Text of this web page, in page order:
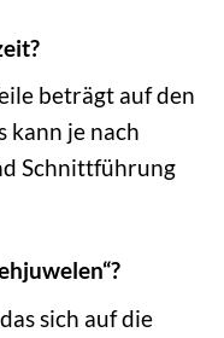
beträgt auf den
kann je nach
Schnittführung
sich auf die